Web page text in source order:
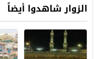
الزوار شاهدوا أيضاً